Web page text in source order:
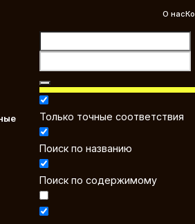
О нас
Только точные соответствия
Поиск по названию
Поиск по содержимому